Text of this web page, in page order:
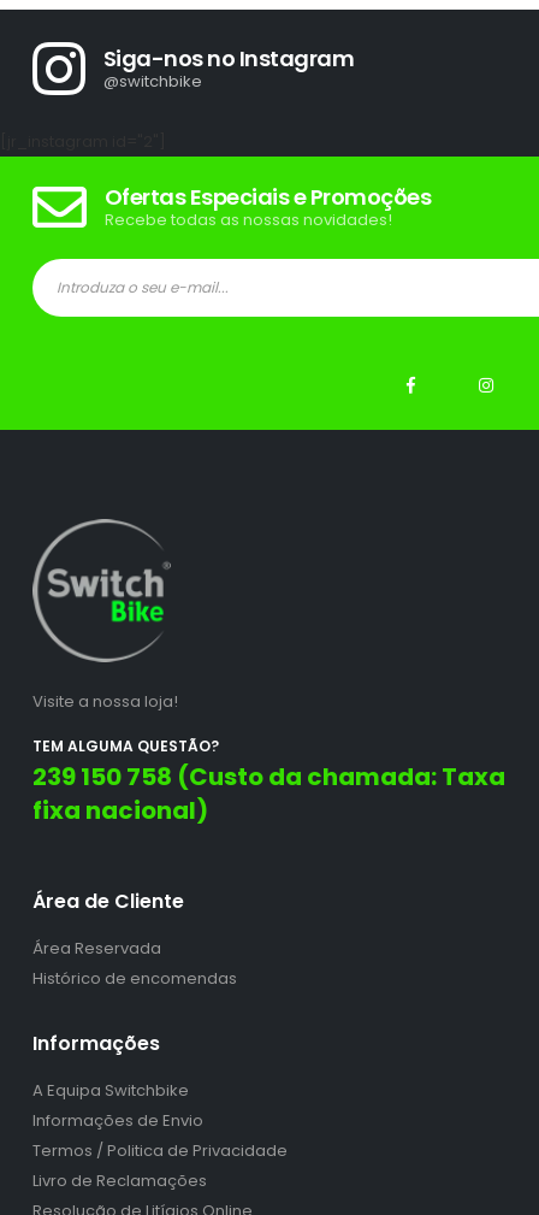
Siga-nos no Instagram
@switchbike
Ofertas Especiais e Promoções
Recebe todas as nossas novidades!
Visite a nossa loja!
TEM ALGUMA QUESTÃO?
239 150 758 (Custo da chamada: Taxa
fixa nacional)
Área de Cliente
Área Reservada
Histórico de encomendas
Informações
A Equipa Switchbike
Informações de Envio
Termos / Politica de Privacidade
Livro de Reclamações